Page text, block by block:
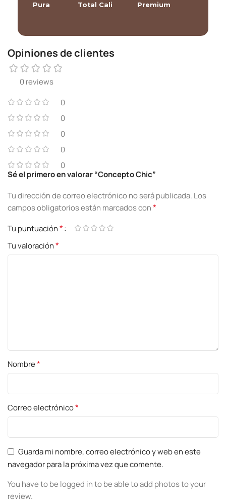
Pura
Total Cali
Premium
Opiniones de clientes
0 reviews
0
0
0
0
0
Sé el primero en valorar “Concepto Chic”
Tu dirección de correo electrónico no será publicada. Los
campos obligatorios están marcados con*
Tu puntuación*
Tu valoración*
Nombre*
Correo electrónico*
Guarda mi nombre, correo electrónico y web en este
navegador para la próxima vez que comente.
You have to be logged in to be able to add photos to your
review.